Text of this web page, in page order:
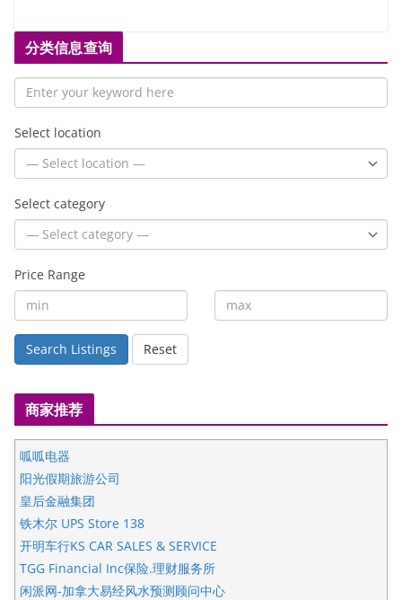
分类信息查询
Select location
Select category
Price Range
Search Listings Reset
商家推荐
呱呱电器
阳光假期旅游公司
皇后金融集团
铁木尔 UPS Store 138
开明车行KS CAR SALES & SERVICE
TGG Financial Inc保险.理财服务所
闲派网-加拿大易经风水预测顾问中心